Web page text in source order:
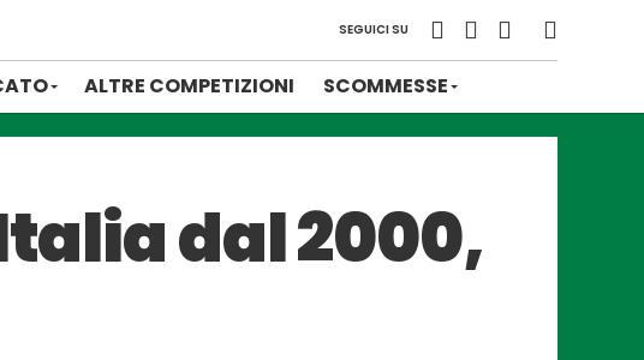
SEGUICI SU
ALTRE COMPETIZIONI SCOMMESSE
dal 2000,